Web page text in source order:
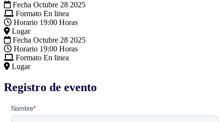
Fecha Octubre 28 2025
Formato En linea
Horario 19:00 Horas
Lugar
Fecha Octubre 28 2025
Horario 19:00 Horas
Formato En linea
Lugar
Registro de evento